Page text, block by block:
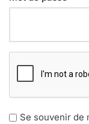
Se souvenir de